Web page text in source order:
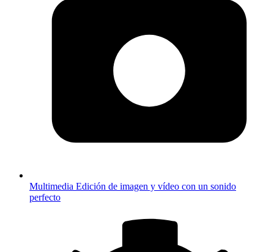
Multimedia Edición de imagen y vídeo con un sonido
perfecto